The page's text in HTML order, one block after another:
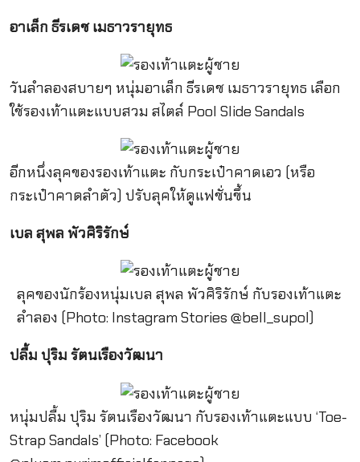
อาเล็ก ธีรเดช เมธาวรายุทธ
วันลำลองสบายๆ หนุ่มอาเล็ก ธีรเดช เมธาวรายุทธ เลือก
ใช้รองเท้าแตะแบบสวม สไตล์ Pool Slide Sandals
อีกหนึ่งลุคของรองเท้าแตะ กับกระเป๋าคาดเอว (หรือ
กระเป๋าคาดลำตัว) ปรับลุคให้ดูแฟชั่นขึ้น
เบล สุพล พัวศิริรักษ์
ลุคของนักร้องหนุ่มเบล สุพล พัวศิริรักษ์ กับรองเท้าแตะ
ลำลอง (Photo: Instagram Stories @bell_supol)
ปลื้ม ปุริม รัตนเรืองวัฒนา
หนุ่มปลื้ม ปุริม รัตนเรืองวัฒนา กับรองเท้าแตะแบบ ‘Toe-
Strap Sandals’ (Photo: Facebook